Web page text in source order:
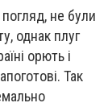
не були
однак плуг
орють і
Так